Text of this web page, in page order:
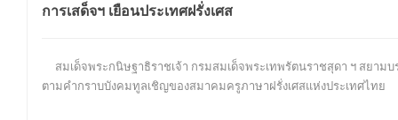
การเสด็จฯ เยือนประเทศฝรั่งเศส
สมเด็จพระกนิษฐาธิราชเจ้า กรมสมเด็จพระเทพรัตนราชสุดา ฯ สยาม
ตามคำกราบบังคมทูลเชิญของสมาคมครูภาษาฝรั่งเศสแห่งประเทศไทย